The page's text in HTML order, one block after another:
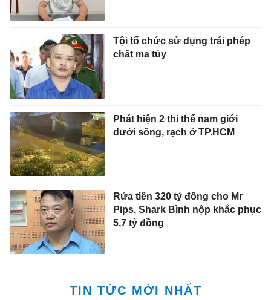
Tội tổ chức sử dụng trái phép
chất ma túy
Phát hiện 2 thi thể nam giới
dưới sông, rạch ở TP.HCM
Rửa tiền 320 tỷ đồng cho Mr
Pips, Shark Bình nộp khắc phục
5,7 tỷ đồng
TIN TỨC MỚI NHẤT